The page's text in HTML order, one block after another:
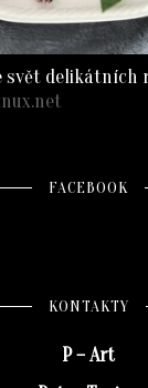
svět delikátních
FACEBOOK
KONTAKTY
P – Art